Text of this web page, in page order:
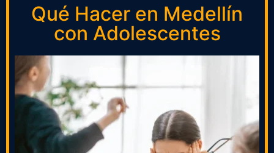
Qué Hacer en Medellín
con Adolescentes